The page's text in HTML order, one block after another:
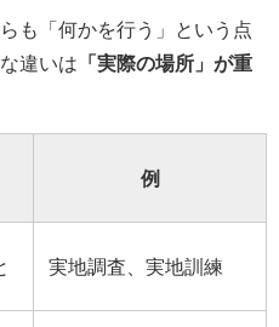
も「何かを行う」という点
違いは 「実際の場所」が重
例
実地調査、実地訓練